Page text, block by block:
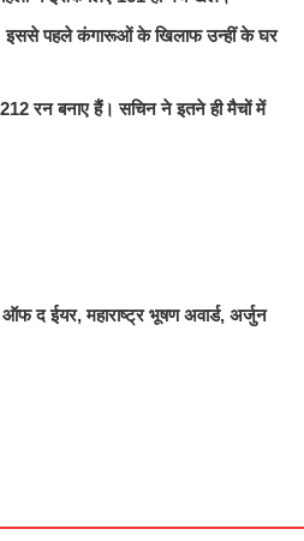
इससे पहले कंगारूओं के खिलाफ उन्हीं के घर
रन बनाए हैं। सचिन ने इतने ही मैचों में
द ईयर, महाराष्ट्र भूषण अवार्ड, अर्जुन